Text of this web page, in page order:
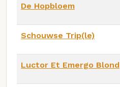
De Hopbloem
Schouwse Trip(le)
Luctor Et Emergo Blond